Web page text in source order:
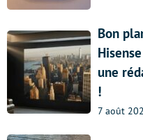
Bon
une
!
7 août